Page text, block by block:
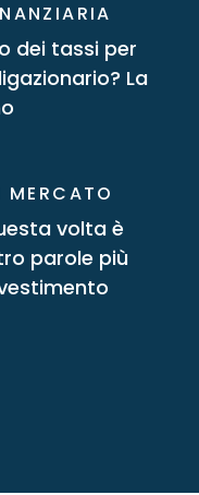
dei tassi per
La
MERCATO
volta è
parole più